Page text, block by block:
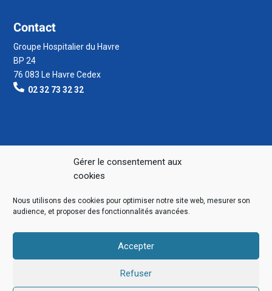
Gérer le consentement aux
cookies
Nous utilisons des cookies pour optimiser notre site web, mesurer son
audience, et proposer des fonctionnalités avancées.
Accepter
Refuser
Contact
Groupe Hospitalier du Havre
BP 24
76 083 Le Havre Cedex
02 32 73 32 32